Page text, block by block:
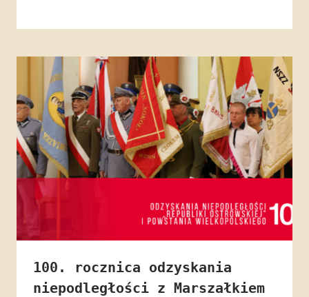
100. rocznica odzyskania
niepodległości z Marszałkiem